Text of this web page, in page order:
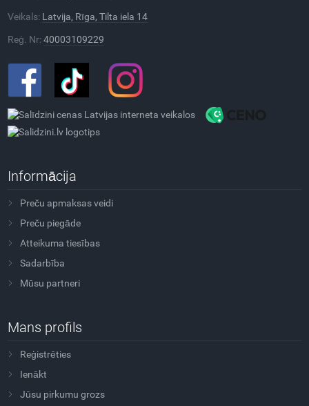
Veikals: Latvija, Rīga, Tilta iela 14
Reģ. Nr:40003109229
Informācija
Preču apmaksas veidi
Preču piegāde
Atteikuma tiesības
Sadarbība
Mūsu partneri
Mans profils
Reģistrēties
Ienākt
Jūsu pirkumu grozs